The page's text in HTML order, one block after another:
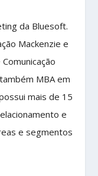
da Bluesoft.
Mackenzie e
MBA em
mais de 15
e
e segmentos